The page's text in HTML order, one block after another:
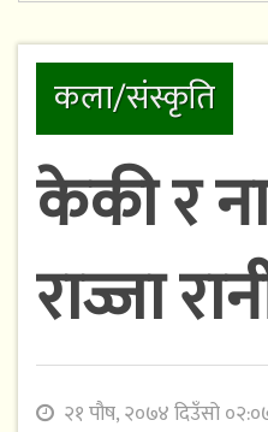
कला/संस्कृति
केकी र
राज्जा
२१ पौष, २०७४ दिउँसो